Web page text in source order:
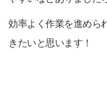
効率よく作業を進めら
きたいと思います！